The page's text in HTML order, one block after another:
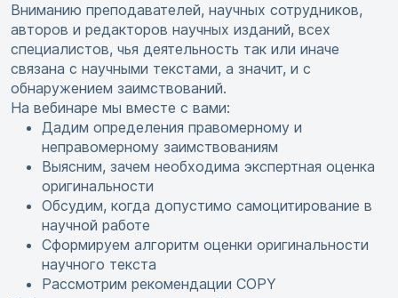
Вниманию преподавателей, научных сотрудников,
авторов и редакторов научных изданий, всех
специалистов, чья деятельность так или иначе
связана с научными текстами, а значит, и с
обнаружением заимствований.
На вебинаре мы вместе с вами:
Дадим определения правомерному и
неправомерному заимствованиям
Выясним, зачем необходима экспертная оценка
оригинальности
Обсудим, когда допустимо самоцитирование в
научной работе
Сформируем алгоритм оценки оригинальности
научного текста
Рассмотрим рекомендации COPY